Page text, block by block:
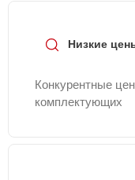
Низкие
Конкурентные
комплектующих